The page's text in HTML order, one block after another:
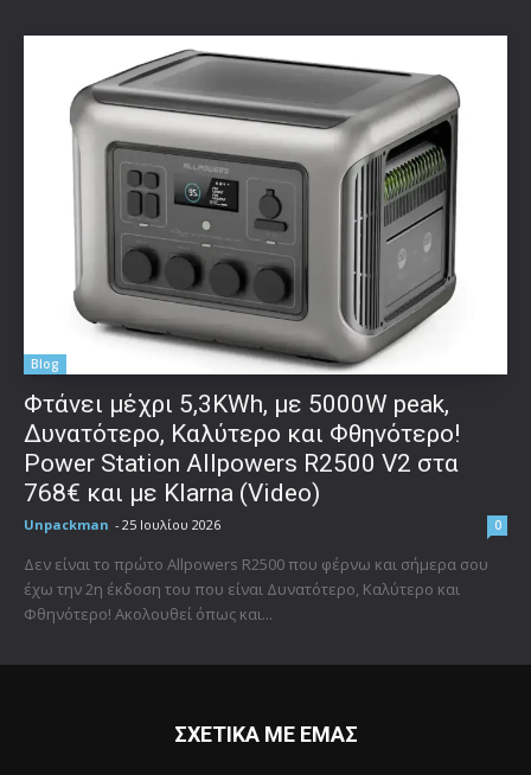
Blog
Φτάνει μέχρι 5,3KWh, με 5000W peak,
Δυνατότερο, Καλύτερο και Φθηνότερο!
Power Station Allpowers R2500 V2 στα
768€ και με Klarna (Video)
Unpackman - 25 Ιουλίου 2026 0
Δεν είναι το πρώτο Allpowers R2500 που φέρνω και σήμερα σου
έχω την 2η έκδοση του που είναι Δυνατότερο, Καλύτερο και
Φθηνότερο! Ακολουθεί όπως και...
ΣΧΕΤΙΚΑ ΜΕ ΕΜΑΣ